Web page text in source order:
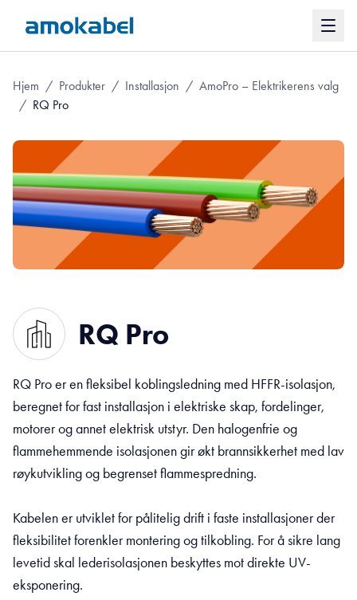
Hjem / Produkter / Installasjon / AmoPro – Elektrikerens valg
/ RQ Pro
RQ Pro
RQ Pro er en fleksibel koblingsledning med HFFR-isolasjon,
beregnet for fast installasjon i elektriske skap, fordelinger,
motorer og annet elektrisk utstyr. Den halogenfrie og
flammehemmende isolasjonen gir økt brannsikkerhet med lav
røykutvikling og begrenset flammespredning.
Kabelen er utviklet for pålitelig drift i faste installasjoner der
fleksibilitet forenkler montering og tilkobling. For å sikre lang
levetid skal lederisolasjonen beskyttes mot direkte UV-
eksponering.